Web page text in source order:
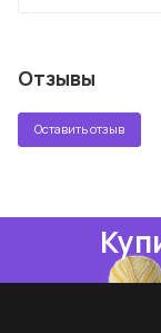
Отзывы
Оставить отзыв